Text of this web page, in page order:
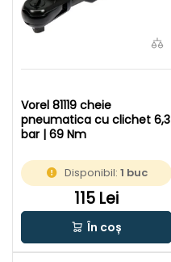
Vorel 81119 cheie
pneumatica cu clichet 6,3
bar | 69 Nm
Disponibil: 1 buc
115 Lei
În coș